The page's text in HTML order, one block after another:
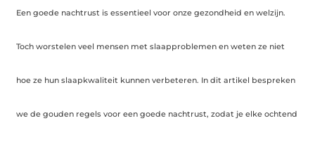
Een goede nachtrust is essentieel voor onze gezondheid en welzijn.
Toch worstelen veel mensen met slaapproblemen en weten ze niet
hoe ze hun slaapkwaliteit kunnen verbeteren. In dit artikel bespreken
we de gouden regels voor een goede nachtrust, zodat je elke ochtend